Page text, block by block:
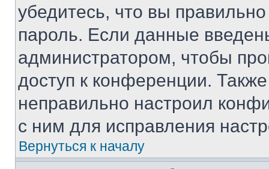
убедитесь, что вы
пароль. Если данные
администратором, чтобы
доступ к конференции.
неправильно настроил
с ним для исправления
Вернуться к началу